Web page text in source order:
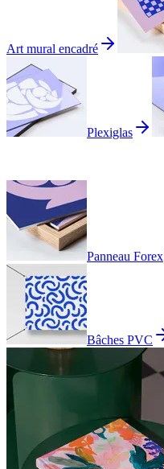
Art mural encadré
Plexiglas
Panneau Forex
Bâches PVC